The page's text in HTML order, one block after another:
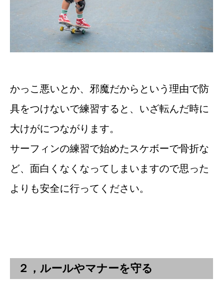
かっこ悪いとか、邪魔だからという理由で防
具をつけないで練習すると、いざ転んだ時に
大けがにつながります。
サーフィンの練習で始めたスケボーで骨折な
ど、面白くなくなってしまいますので思った
よりも安全に行ってください。
２，ルールやマナーを守る